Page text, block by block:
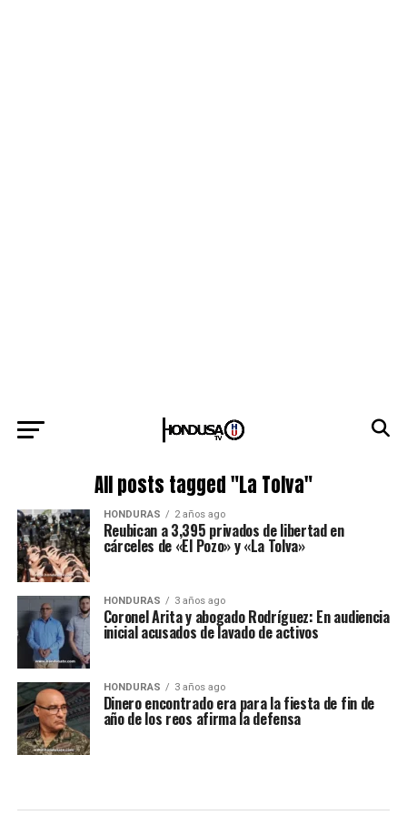
All posts tagged "La Tolva"
HONDURAS 2 años ago
Reubican a 3,395 privados de libertad en
cárceles de «El Pozo» y «La Tolva»
HONDURAS 3 años ago
Coronel Arita y abogado Rodríguez: En audiencia
inicial acusados de lavado de activos
HONDURAS 3 años ago
Dinero encontrado era para la fiesta de fin de
año de los reos afirma la defensa